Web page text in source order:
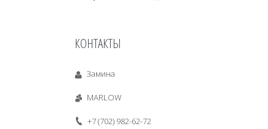
КОНТАКТЫ
Замина
MARLOW
+7 (702) 982-62-72